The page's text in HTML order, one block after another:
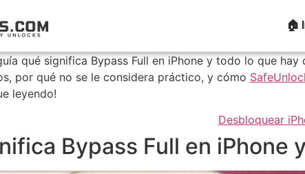
🏠
qué significa Bypass Full en iPhone y todo lo que
por qué no se le considera práctico, y cómo
leyendo!
Desbloquear
Bypass Full en iPhone